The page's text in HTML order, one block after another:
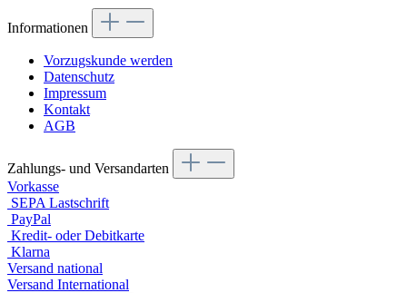
Informationen
Vorzugskunde werden
Datenschutz
Impressum
Kontakt
AGB
Zahlungs- und Versandarten
Vorkasse
SEPA Lastschrift
PayPal
Kredit- oder Debitkarte
Klarna
Versand national
Versand International